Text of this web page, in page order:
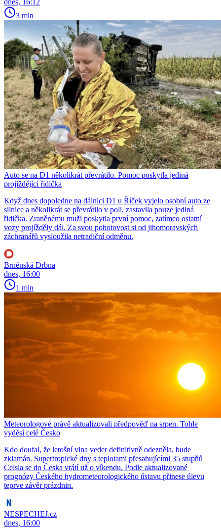
dnes, 16:12
3 min
Auto se na D1 několikrát převrátilo. Pomoc poskytla jediná
projíždějící řidička
Když dnes dopoledne na dálnici D1 u Říček vyjelo osobní auto ze
silnice a několikrát se převrátilo v poli, zastavila pouze jediná
řidička. Zraněnému muži poskytla první pomoc, zatímco ostatní
vozy projížděly dál. Za svou pohotovost si od jihomoravských
záchranářů vysloužila netradiční odměnu.
Brněnská Drbna
dnes, 16:00
1 min
Meteorologové právě aktualizovali předpověď na srpen. Tohle
vyděsí celé Česko
Kdo doufal, že letošní vlna veder definitivně odezněla, bude
zklamán. Supertropické dny s teplotami přesahujícími 35 stupňů
Celsia se do Česka vrátí už o víkendu. Podle aktualizované
prognózy Českého hydrometeorologického ústavu přinese úlevu
teprve závěr prázdnin.
NESPECHEJ.cz
dnes, 16:00